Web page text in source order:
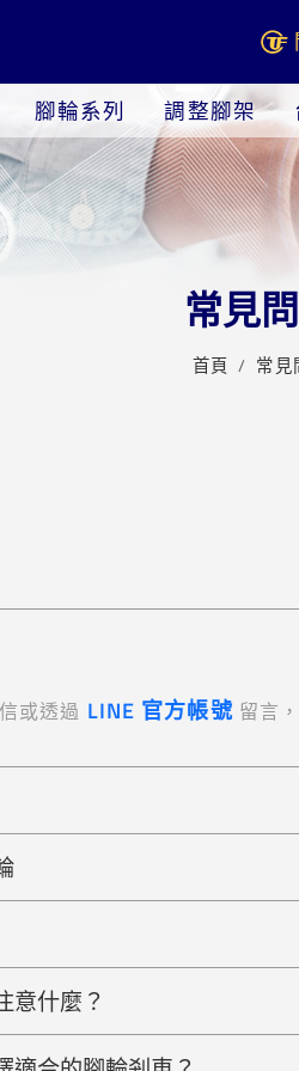
腳輪系列 調整腳架
常見
首頁 常見
或透過 LINE 官方帳號 留言
意什麼？